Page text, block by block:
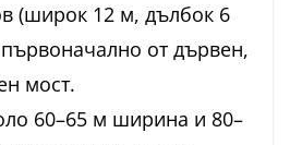
(широк 12 м, дълбок 6
от дървен,
мост.
60–65 м ширина и 80–